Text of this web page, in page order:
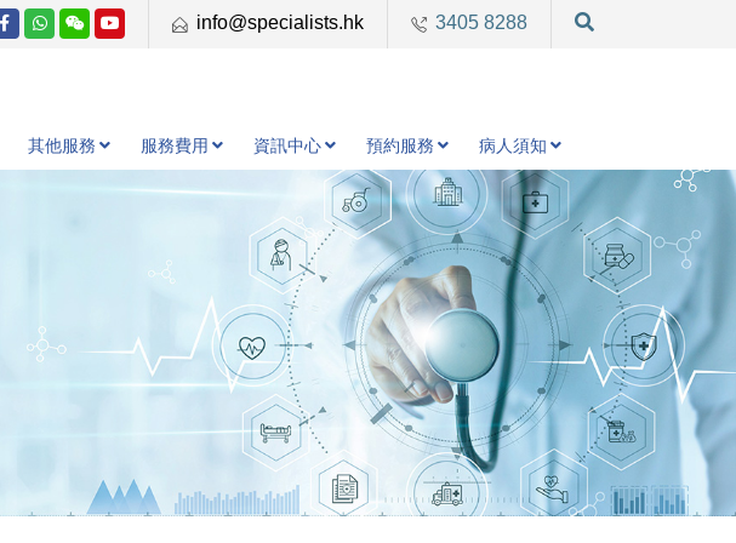
info@specialists.hk 3405 8288
其他服務 服務費用 資訊中心 預約服務 病人須知